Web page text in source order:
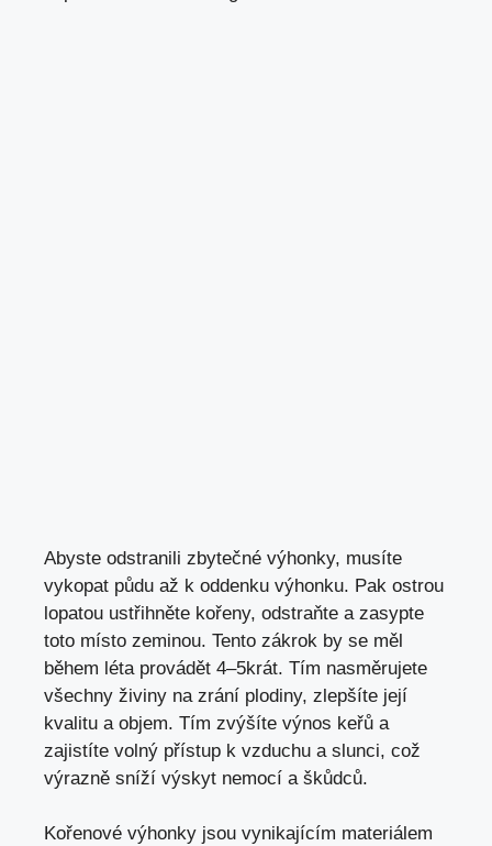
Abyste odstranili zbytečné výhonky, musíte
vykopat půdu až k oddenku výhonku. Pak ostrou
lopatou ustřihněte kořeny, odstraňte a zasypte
toto místo zeminou. Tento zákrok by se měl
během léta provádět 4–5krát. Tím nasměrujete
všechny živiny na zrání plodiny, zlepšíte její
kvalitu a objem. Tím zvýšíte výnos keřů a
zajistíte volný přístup k vzduchu a slunci, což
výrazně sníží výskyt nemocí a škůdců.
Kořenové výhonky jsou vynikajícím materiálem